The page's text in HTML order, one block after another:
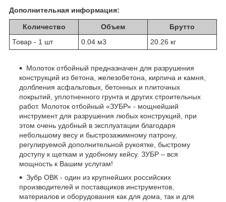
Дополнительная информация:
Количество Объем
Брутто
Товар - 1 шт
0.04 м3 20.26 кг
Молоток отбойный предназначен для разрушения
конструкций из бетона, железобетона, кирпича и камня,
долбления асфальтовых, бетонных и плиточных
покрытий, уплотненного грунта и других строительных
работ. Молоток отбойный «ЗУБР» - мощнейший
инструмент для разрушения любых конструкций, при
этом очень удобный в эксплуатации благодаря
небольшому весу и быстрозажимному патрону,
регулируемой дополнительной рукоятке, быстрому
доступу к щеткам и удобному кейсу. ЗУБР – вся
мощность к Вашим услугам!
Зубр ОВК - один из крупнейших российских
производителей и поставщиков инструментов,
материалов и оборудования как для дома, так и для